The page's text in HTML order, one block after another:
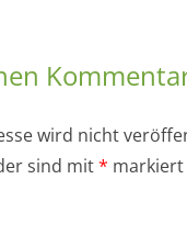
wird nicht
sind mit* markiert